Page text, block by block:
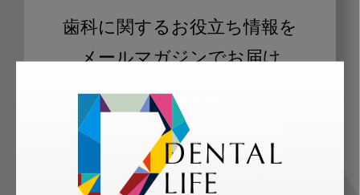
歯科に関するお役立ち情報を
メールマガジンでお届け
ご登録いただいた職種（歯科医師、歯
科衛生士、歯科技工士）に合わせた内